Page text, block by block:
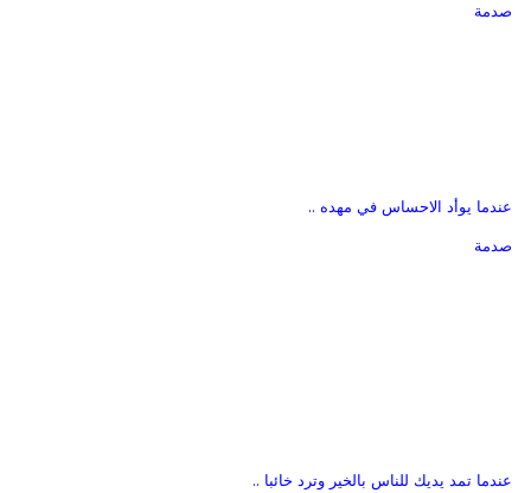
صدمة
عندما يوأد الاحساس في مهده ..
صدمة
عندما تمد يديك للناس بالخير وترد خائبا ..